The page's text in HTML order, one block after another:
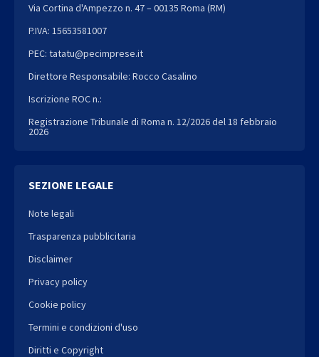
Via Cortina d'Ampezzo n. 47 – 00135 Roma (RM)
P.IVA: 15653581007
PEC: tatatu@pecimprese.it
Direttore Responsabile: Rocco Casalino
Iscrizione ROC n.:
Registrazione Tribunale di Roma n. 12/2026 del 18 febbraio
2026
SEZIONE LEGALE
Note legali
Trasparenza pubblicitaria
Disclaimer
Privacy policy
Cookie policy
Termini e condizioni d'uso
Diritti e Copyright